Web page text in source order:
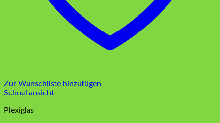
Zur Wunschliste hinzufügen
Schnellansicht
Plexiglas